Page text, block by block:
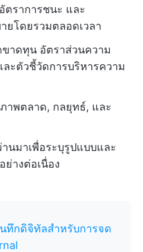
ราการชนะ และ
ยโดยรวมตลอดเวลา
าดทุน อัตราส่วนความ
ะตัวชี้วัดการบริหารความ
าพตลาด, กลยุทธ์, และ
นมาเพื่อระบุรูปแบบและ
ย่างต่อเนื่อง
ทึกดิจิทัลสำหรับการจด